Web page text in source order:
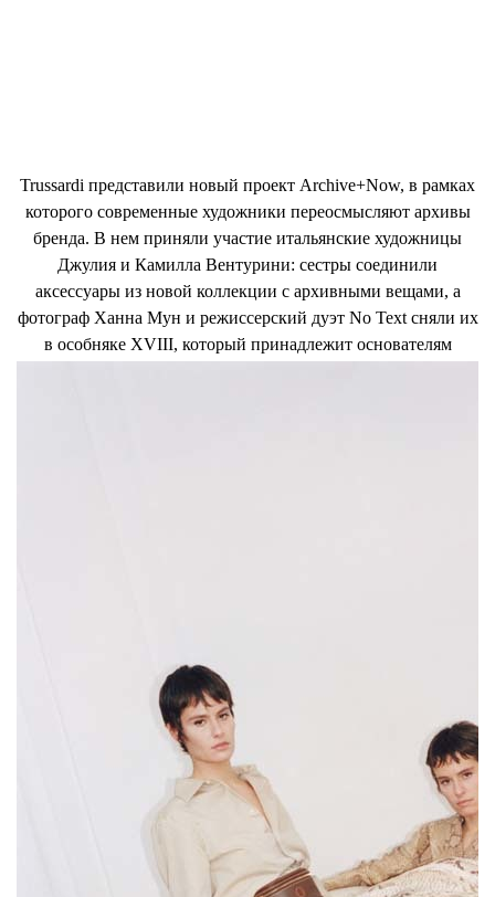
Trussardi представили новый проект Archive+Now, в рамках
которого современные художники переосмысляют архивы
бренда. В нем приняли участие итальянские художницы
Джулия и Камилла Вентурини: сестры соединили
аксессуары из новой коллекции с архивными вещами, а
фотограф Ханна Мун и режиссерский дуэт No Text сняли их
в особняке XVIII, который принадлежит основателям